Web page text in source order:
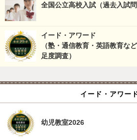
全国公立高校入試（過去入試問
イード・アワード
（塾・通信教育・英語教育な
足度調査）
イード・アワー
幼児教室2026